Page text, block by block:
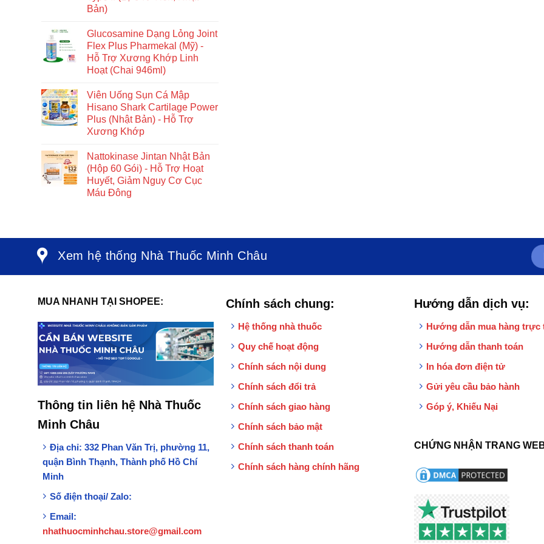
Bản)
Glucosamine Dạng Lỏng Joint
Flex Plus Pharmekal (Mỹ) -
Hỗ Trợ Xương Khớp Linh
Hoạt (Chai 946ml)
Viên Uống Sụn Cá Mập
Hisano Shark Cartilage Power
Plus (Nhật Bản) - Hỗ Trợ
Xương Khớp
Nattokinase Jintan Nhật Bản
(Hộp 60 Gói) - Hỗ Trợ Hoạt
Huyết, Giảm Nguy Cơ Cục
Máu Đông
Xem hệ thống Nhà Thuốc Minh Châu
MUA NHANH TẠI SHOPEE:
Thông tin liên hệ Nhà Thuốc
Minh Châu
Địa chỉ: 332 Phan Văn Trị, phường 11,
quận Bình Thạnh, Thành phố Hồ Chí
Minh
Số điện thoại/ Zalo:
Email:
nhathuocminhchau.store@gmail.com
Chính sách chung:
Hệ thống nhà thuốc
Quy chế hoạt động
Chính sách nội dung
Chính sách đổi trả
Chính sách giao hàng
Chính sách bảo mật
Chính sách thanh toán
Chính sách hàng chính hãng
Hướng dẫn dịch vụ:
Hướng dẫn mua hàng trực
Hướng dẫn thanh toán
In hóa đơn điện tử
Gửi yêu cầu bảo hành
Góp ý, Khiếu Nại
CHỨNG NHẬN TRANG